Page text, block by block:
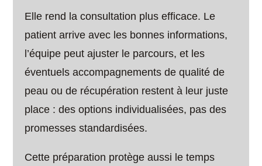
Elle rend la consultation plus efficace. Le
patient arrive avec les bonnes informations,
l’équipe peut ajuster le parcours, et les
éventuels accompagnements de qualité de
peau ou de récupération restent à leur juste
place : des options individualisées, pas des
promesses standardisées.
Cette préparation protège aussi le temps